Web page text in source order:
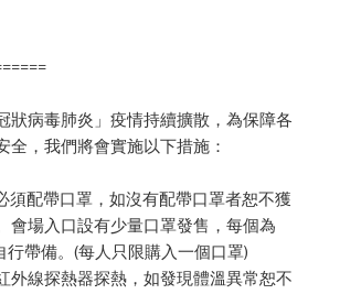
狀病毒肺炎」疫情持續擴散，為保障各
全，我們將會實施以下措施：
須配帶口罩，如沒有配帶口罩者恕不獲
會場入口設有少量口罩發售，每個為
帶備。(每人只限購入一個口罩)
外線探熱器探熱，如發現體溫異常恕不